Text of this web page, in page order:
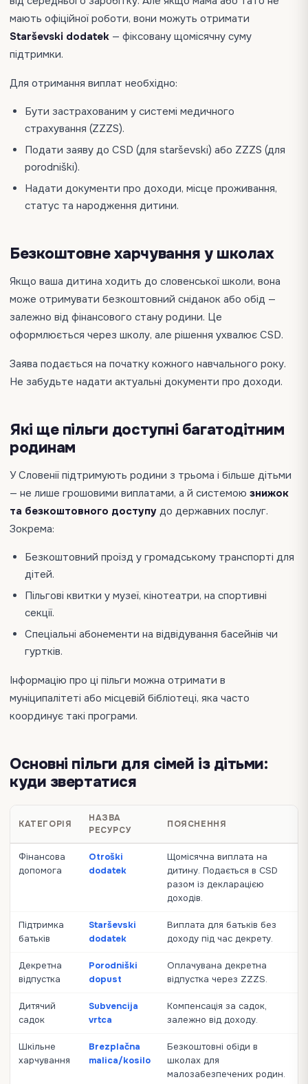
мають офіційної роботи, вони можуть отримати
Starševski dodatek — фіксовану щомісячну суму
підтримки.
Для отримання виплат необхідно:
Бути застрахованим у системі медичного
страхування (ZZZS).
Подати заяву до CSD (для starševski) або ZZZS (для
porodniški).
Надати документи про доходи, місце проживання,
статус та народження дитини.
Безкоштовне харчування у школах
Якщо ваша дитина ходить до словенської школи, вона
може отримувати безкоштовний сніданок або обід —
залежно від фінансового стану родини. Це
оформлюється через школу, але рішення ухвалює CSD.
Заява подається на початку кожного навчального року.
Не забудьте надати актуальні документи про доходи.
Які ще пільги доступні багатодітним
родинам
У Словенії підтримують родини з трьома і більше дітьми
— не лише грошовими виплатами, а й системою знижок
та безкоштовного доступу до державних послуг.
Зокрема:
Безкоштовний проїзд у громадському транспорті для
дітей.
Пільгові квитки у музеї, кінотеатри, на спортивні
секції.
Спеціальні абонементи на відвідування басейнів чи
гуртків.
Інформацію про ці пільги можна отримати в
муніципалітеті або місцевій бібліотеці, яка часто
координує такі програми.
Основні пільги для сімей із дітьми:
куди звертатися
КАТЕГОРІЯ
НАЗВА
РЕСУРСУ
ПОЯСНЕННЯ
Фінансова
допомога
Otroški
dodatek
Щомісячна виплата на
дитину. Подається в CSD
разом із декларацією
доходів.
Підтримка
батьків
Starševski
dodatek
Виплата для батьків без
доходу під час декрету.
Декретна
відпустка
Porodniški
dopust
Оплачувана декретна
відпустка через ZZZS.
Дитячий
садок
Subvencija
vrtca
Компенсація за садок,
залежно від доходу.
Шкільне
харчування
Brezplačna
malica/kosilo
Безкоштовні обіди в
школах для
малозабезпечених родин.